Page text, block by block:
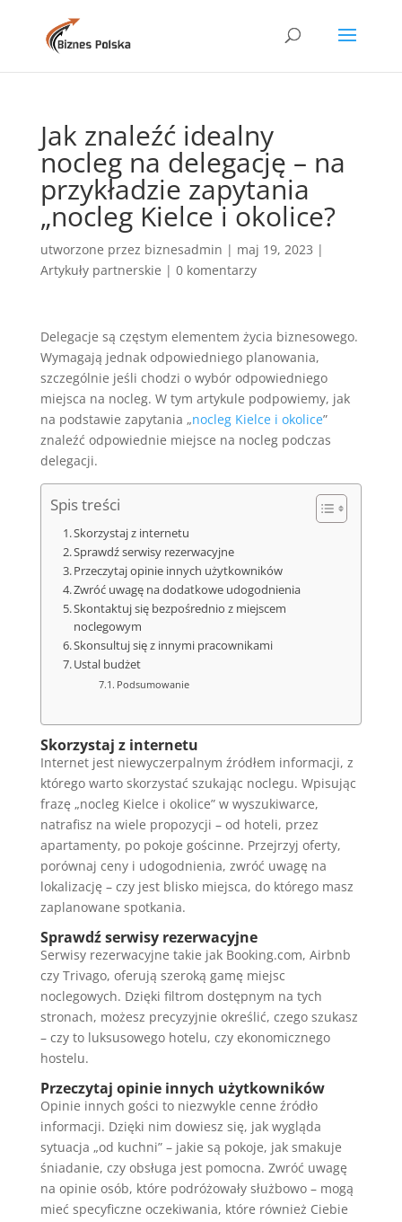
Jak znaleźć idealny
nocleg na delegację – na
przykładzie zapytania
„nocleg Kielce i okolice?
utworzone przez biznesadmin | maj 19, 2023 |
Artykuły partnerskie | 0 komentarzy
Delegacje są częstym elementem życia biznesowego.
Wymagają jednak odpowiedniego planowania,
szczególnie jeśli chodzi o wybór odpowiedniego
miejsca na nocleg. W tym artykule podpowiemy, jak
na podstawie zapytania „nocleg Kielce i okolice”
znaleźć odpowiednie miejsce na nocleg podczas
delegacji.
Spis treści
Skorzystaj z internetu
Sprawdź serwisy rezerwacyjne
Przeczytaj opinie innych użytkowników
Zwróć uwagę na dodatkowe udogodnienia
Skontaktuj się bezpośrednio z miejscem
noclegowym
Skonsultuj się z innymi pracownikami
Ustal budżet
Podsumowanie
Skorzystaj z internetu
Internet jest niewyczerpalnym źródłem informacji, z
którego warto skorzystać szukając noclegu. Wpisując
frazę „nocleg Kielce i okolice” w wyszukiwarce,
natrafisz na wiele propozycji – od hoteli, przez
apartamenty, po pokoje gościnne. Przejrzyj oferty,
porównaj ceny i udogodnienia, zwróć uwagę na
lokalizację – czy jest blisko miejsca, do którego masz
zaplanowane spotkania.
Sprawdź serwisy rezerwacyjne
Serwisy rezerwacyjne takie jak Booking.com, Airbnb
czy Trivago, oferują szeroką gamę miejsc
noclegowych. Dzięki filtrom dostępnym na tych
stronach, możesz precyzyjnie określić, czego szukasz
– czy to luksusowego hotelu, czy ekonomicznego
hostelu.
Przeczytaj opinie innych użytkowników
Opinie innych gości to niezwykle cenne źródło
informacji. Dzięki nim dowiesz się, jak wygląda
sytuacja „od kuchni” – jakie są pokoje, jak smakuje
śniadanie, czy obsługa jest pomocna. Zwróć uwagę
na opinie osób, które podróżowały służbowo – mogą
mieć specyficzne oczekiwania, które również Ciebie